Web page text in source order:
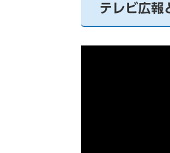
テレビ広報